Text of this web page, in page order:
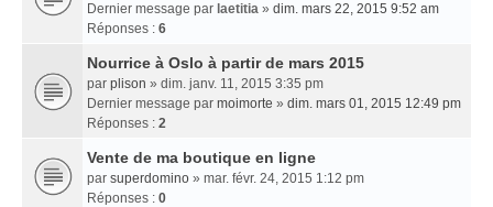
Dernier message par laetitia » dim. mars 22, 2015 9:52 am
Réponses : 6
Nourrice à Oslo à partir de mars 2015
par plison » dim. janv. 11, 2015 3:35 pm
Dernier message par moimorte » dim. mars 01, 2015 12:49 pm
Réponses : 2
Vente de ma boutique en ligne
par superdomino » mar. févr. 24, 2015 1:12 pm
Réponses : 0